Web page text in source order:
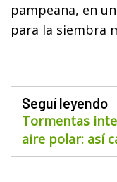
pampeana, en
para la siembra
Seguí leyendo
Tormentas
aire polar: así